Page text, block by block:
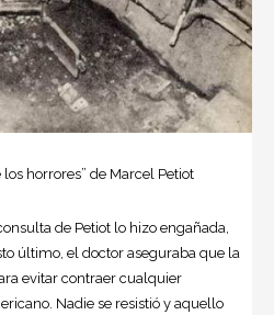
horrores” de Marcel Petiot
de Petiot lo hizo engañada,
último, el doctor aseguraba que la
evitar contraer cualquier
Nadie se resistió y aquello